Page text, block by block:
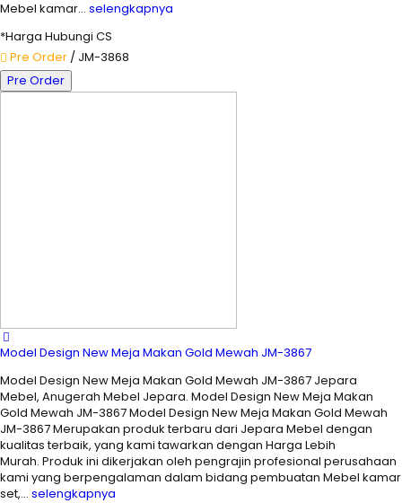
Mebel kamar… selengkapnya
*Harga Hubungi CS
Pre Order / JM-3868
Pre Order
Model Design New Meja Makan Gold Mewah JM-3867
Model Design New Meja Makan Gold Mewah JM-3867 Jepara
Mebel, Anugerah Mebel Jepara. Model Design New Meja Makan
Gold Mewah JM-3867 Model Design New Meja Makan Gold Mewah
JM-3867 Merupakan produk terbaru dari Jepara Mebel dengan
kualitas terbaik, yang kami tawarkan dengan Harga Lebih
Murah. Produk ini dikerjakan oleh pengrajin profesional perusahaan
kami yang berpengalaman dalam bidang pembuatan Mebel kamar
set,… selengkapnya